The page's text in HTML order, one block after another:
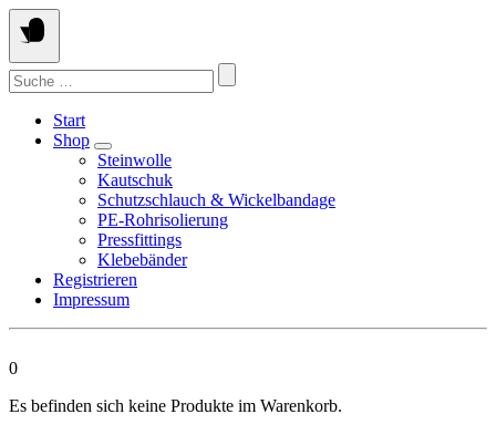
Springen
Sie
zum
Inhalt
Suchen
nach:
Start
Shop
Steinwolle
Kautschuk
Schutzschlauch & Wickelbandage
PE-Rohrisolierung
Pressfittings
Klebebänder
Registrieren
Impressum
0
Es befinden sich keine Produkte im Warenkorb.